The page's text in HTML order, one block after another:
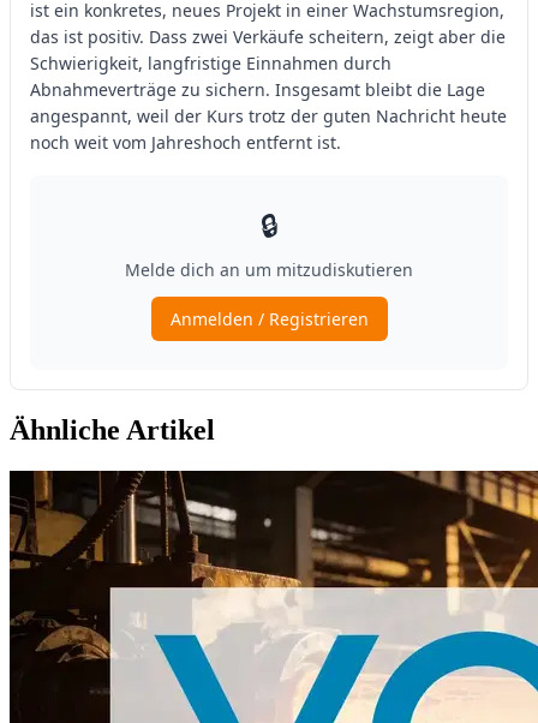
Ähnliche Artikel